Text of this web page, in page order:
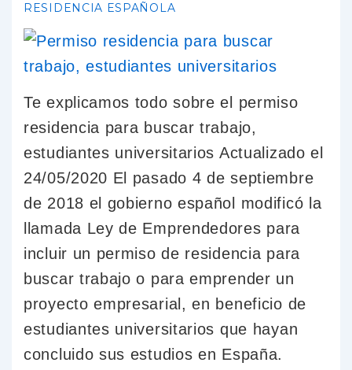
RESIDENCIA ESPAÑOLA
Te explicamos todo sobre el permiso
residencia para buscar trabajo,
estudiantes universitarios Actualizado el
24/05/2020 El pasado 4 de septiembre
de 2018 el gobierno español modificó la
llamada Ley de Emprendedores para
incluir un permiso de residencia para
buscar trabajo o para emprender un
proyecto empresarial, en beneficio de
estudiantes universitarios que hayan
concluido sus estudios en España.